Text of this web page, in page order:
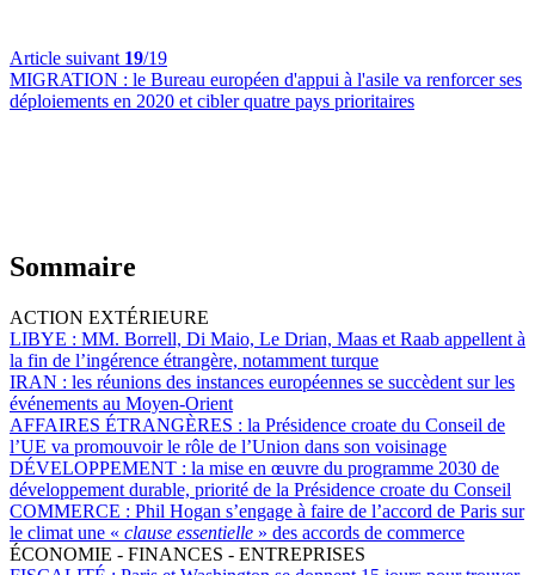
Article suivant 19/19
MIGRATION : le Bureau européen d'appui à l'asile va renforcer ses
déploiements en 2020 et cibler quatre pays prioritaires
Sommaire
ACTION EXTÉRIEURE
LIBYE : MM. Borrell, Di Maio, Le Drian, Maas et Raab appellent à
la fin de l’ingérence étrangère, notamment turque
IRAN : les réunions des instances européennes se succèdent sur les
événements au Moyen-Orient
AFFAIRES ÉTRANGÈRES : la Présidence croate du Conseil de
l’UE va promouvoir le rôle de l’Union dans son voisinage
DÉVELOPPEMENT : la mise en œuvre du programme 2030 de
développement durable, priorité de la Présidence croate du Conseil
COMMERCE : Phil Hogan s’engage à faire de l’accord de Paris sur
le climat une « clause essentielle » des accords de commerce
ÉCONOMIE - FINANCES - ENTREPRISES